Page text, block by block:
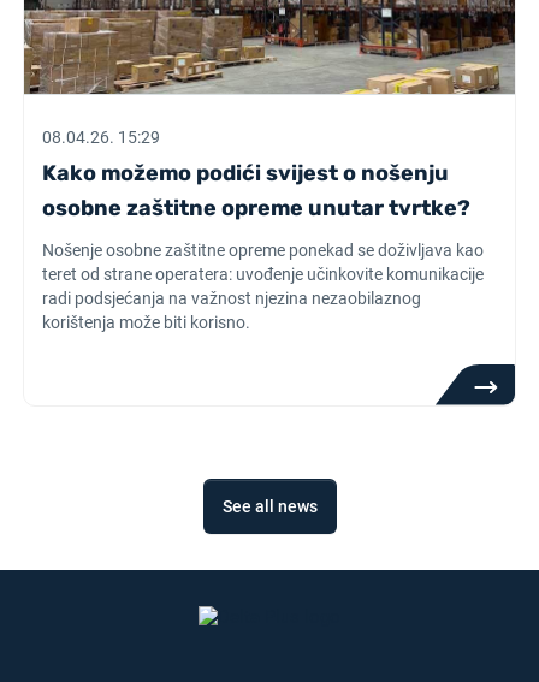
08.04.26. 15:29
Kako možemo podići svijest o nošenju
osobne zaštitne opreme unutar tvrtke?
Nošenje osobne zaštitne opreme ponekad se doživljava kao
teret od strane operatera: uvođenje učinkovite komunikacije
radi podsjećanja na važnost njezina nezaobilaznog
korištenja može biti korisno.
See all news